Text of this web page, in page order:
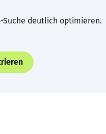
Suche deutlich optimieren.